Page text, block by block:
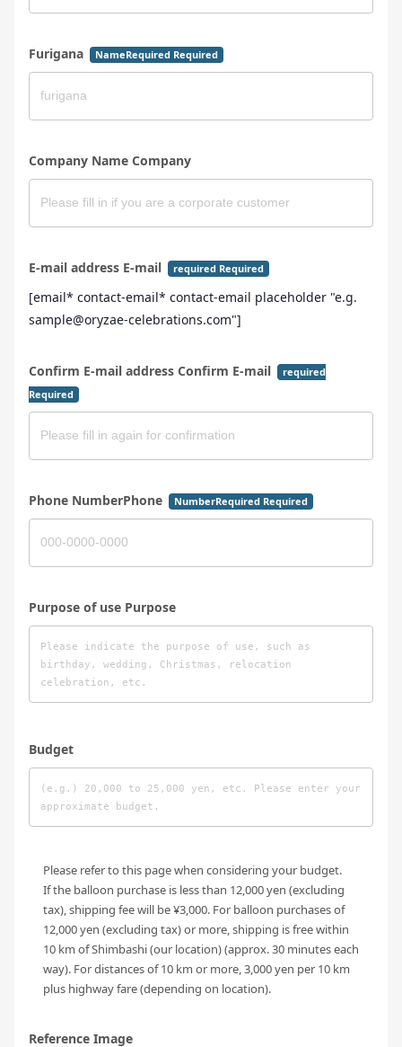
Furigana NameRequired Required
Company Name Company
E-mail address E-mail required Required
[email* contact-email* contact-email placeholder "e.g.
sample@oryzae-celebrations.com"]
Confirm E-mail address Confirm E-mail
required
Required
Phone NumberPhone NumberRequired Required
Purpose of use Purpose
Budget
Please refer to this page when considering your budget.
If the balloon purchase is less than 12,000 yen (excluding
tax), shipping fee will be ¥3,000. For balloon purchases of
12,000 yen (excluding tax) or more, shipping is free within
10 km of Shimbashi (our location) (approx. 30 minutes each
way). For distances of 10 km or more, 3,000 yen per 10 km
plus highway fare (depending on location).
Reference Image